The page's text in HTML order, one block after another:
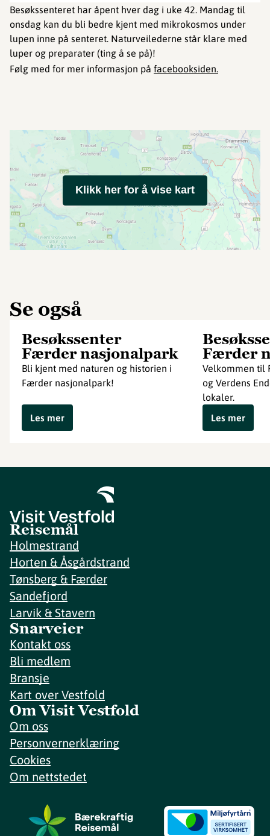
Besøkssenteret har åpent hver dag i uke 42. Mandag til
onsdag kan du bli bedre kjent med mikrokosmos under
lupen inne på senteret. Naturveilederne står klare med
luper og preparater (ting å se på)!
Følg med for mer informasjon på facebooksiden.
Klikk her for å vise kart
Se også
Besøkssenter
Færder nasjonalpark
Bli kjent med naturen og historien i
Færder nasjonalpark!
Les mer
Færder
Velkommen til
og Verdens
lokaler.
Les mer
Reisemål
Holmestrand
Horten & Åsgårdstrand
Tønsberg & Færder
Sandefjord
Larvik & Stavern
Snarveier
Kontakt oss
Bli medlem
Bransje
Kart over Vestfold
Om Visit Vestfold
Om oss
Personvernerklæring
Cookies
Om nettstedet